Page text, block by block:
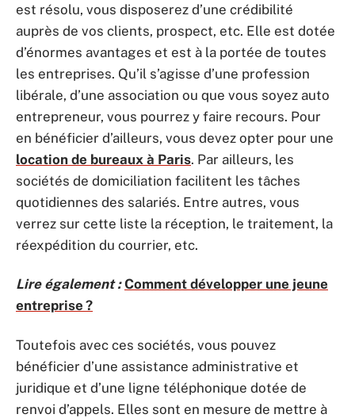
est résolu, vous disposerez d’une crédibilité
auprès de vos clients, prospect, etc. Elle est dotée
d’énormes avantages et est à la portée de toutes
les entreprises. Qu’il s’agisse d’une profession
libérale, d’une association ou que vous soyez auto
entrepreneur, vous pourrez y faire recours. Pour
en bénéficier d’ailleurs, vous devez opter pour une
location de bureaux à Paris. Par ailleurs, les
sociétés de domiciliation facilitent les tâches
quotidiennes des salariés. Entre autres, vous
verrez sur cette liste la réception, le traitement, la
réexpédition du courrier, etc.
Lire également : Comment développer une jeune
entreprise ?
Toutefois avec ces sociétés, vous pouvez
bénéficier d’une assistance administrative et
juridique et d’une ligne téléphonique dotée de
renvoi d’appels. Elles sont en mesure de mettre à